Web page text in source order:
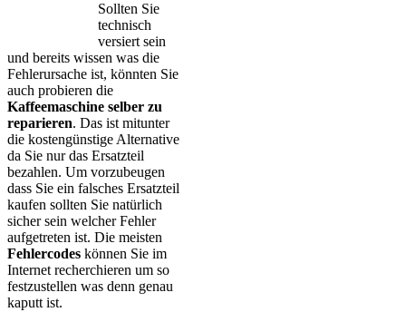
Sollten Sie
technisch
versiert sein
und bereits wissen was die
Fehlerursache ist, könnten Sie
auch probieren die
Kaffeemaschine selber zu
reparieren. Das ist mitunter
die kostengünstige Alternative
da Sie nur das Ersatzteil
bezahlen. Um vorzubeugen
dass Sie ein falsches Ersatzteil
kaufen sollten Sie natürlich
sicher sein welcher Fehler
aufgetreten ist. Die meisten
Fehlercodes können Sie im
Internet recherchieren um so
festzustellen was denn genau
kaputt ist.